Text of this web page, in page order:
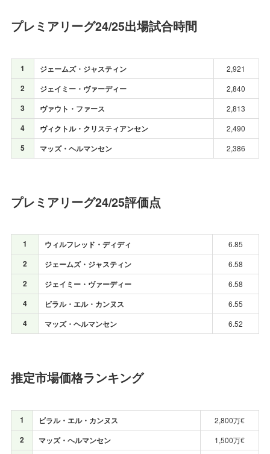
プレミアリーグ24/25出場試合時間
1 ジェームズ・ジャスティン 2,921
2 ジェイミー・ヴァーディー 2,840
3 ヴァウト・ファース 2,813
4 ヴィクトル・クリスティアンセン 2,490
5 マッズ・ヘルマンセン 2,386
プレミアリーグ24/25評価点
1 ウィルフレッド・ディディ 6.85
2 ジェームズ・ジャスティン 6.58
2 ジェイミー・ヴァーディー 6.58
4 ビラル・エル・カンヌス 6.55
4 マッズ・ヘルマンセン 6.52
推定市場価格ランキング
1 ビラル・エル・カンヌス 2,800万€
2 マッズ・ヘルマンセン 1,500万€